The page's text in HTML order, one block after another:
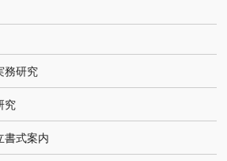
務研究
究
書式案内